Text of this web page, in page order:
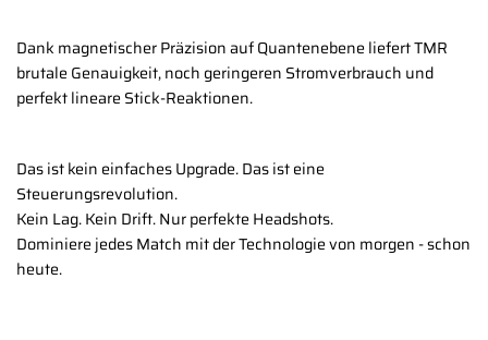
Dank magnetischer Präzision auf Quantenebene liefert TMR
brutale Genauigkeit, noch geringeren Stromverbrauch und
perfekt lineare Stick-Reaktionen.
Das ist kein einfaches Upgrade. Das ist eine
Steuerungsrevolution.
Kein Lag. Kein Drift. Nur perfekte Headshots.
Dominiere jedes Match mit der Technologie von morgen - schon
heute.